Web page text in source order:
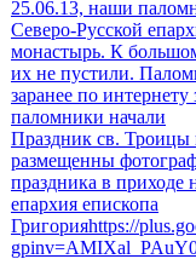
25.06.13, наши
Северо-Русской
монастырь. К
их не пустили.
заранее по
паломники начали
Праздник св.
размещенны
праздника в
епархия епископа
Григорияhttps://